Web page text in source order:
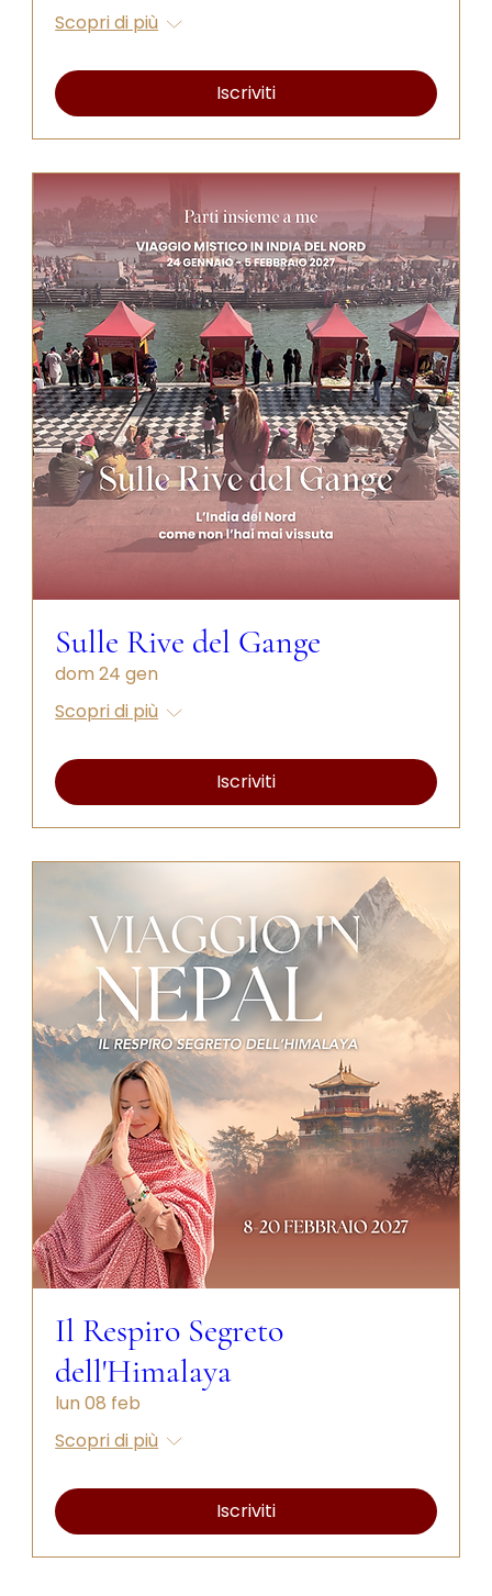
Scopri di più
Iscriviti
Sulle Rive del Gange
dom 24 gen
Scopri di più
Iscriviti
Il Respiro Segreto
dell'Himalaya
lun 08 feb
Scopri di più
Iscriviti